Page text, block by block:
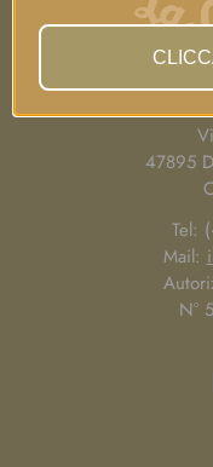
47895
Tel:
Mail:
N°